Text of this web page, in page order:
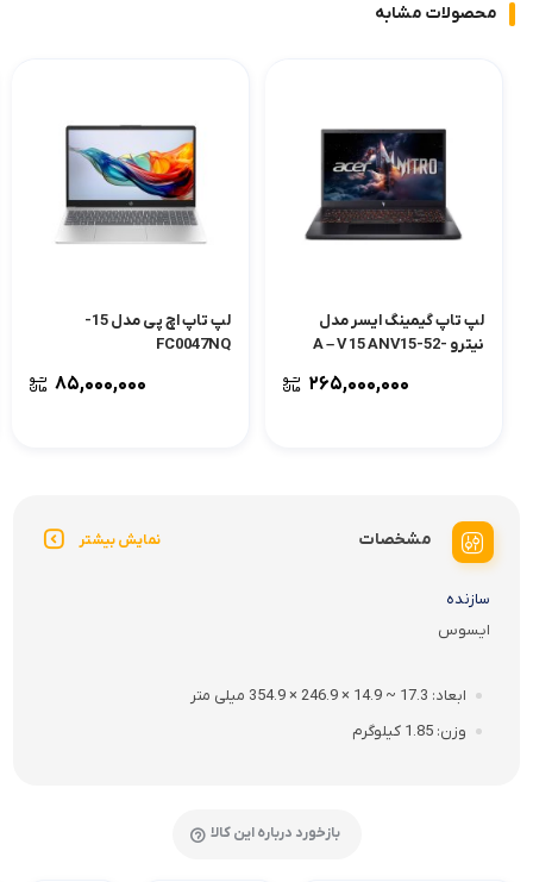
محصولات مشابه
لپ تاپ گیمینگ ایسر مدل
نیترو A – V 15 ANV15-52-
۲۶۵,۰۰۰,۰۰۰
لپ تاپ اچ پی مدل 15-
FC0047NQ
۸۵,۰۰۰,۰۰۰
مشخصات نمایش بیشتر
سازنده
ایسوس
ابعاد 17.3 ~ 14.9 × 246.9 × 354.9 میلی‌ متر
وزن 1.85 کیلوگرم
بازخورد درباره این کالا